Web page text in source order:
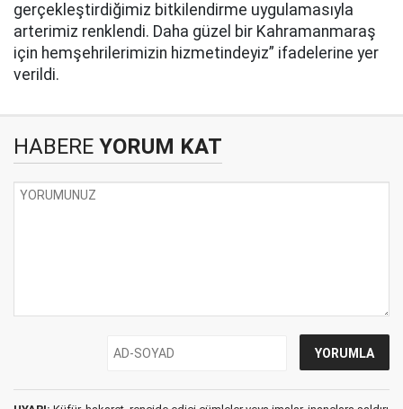
gerçekleştirdiğimiz bitkilendirme uygulamasıyla
arterimiz renklendi. Daha güzel bir Kahramanmaraş
için hemşehrilerimizin hizmetindeyiz” ifadelerine yer
verildi.
HABERE YORUM KAT